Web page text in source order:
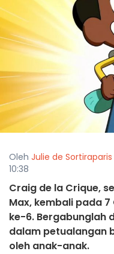
Oleh Julie de Sortiraparis
10:38
Craig de la Crique,
Max, kembali pada
ke-6. Bergabunglah
dalam petualangan
oleh anak-anak.